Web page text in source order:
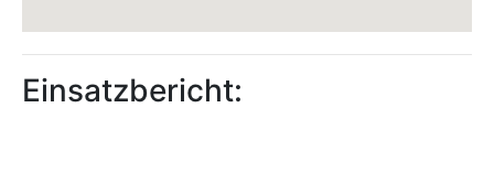
Einsatzbericht: